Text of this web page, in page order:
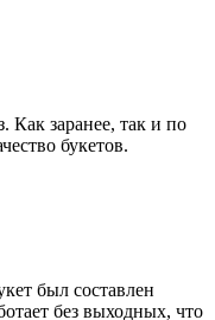
Как заранее, так и по
букетов.
был составлен
без выходных, что